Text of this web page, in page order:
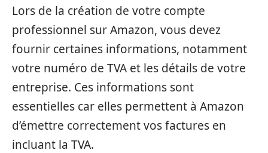
Lors de la création de votre compte
professionnel sur Amazon, vous devez
fournir certaines informations, notamment
votre numéro de TVA et les détails de votre
entreprise. Ces informations sont
essentielles car elles permettent à Amazon
d’émettre correctement vos factures en
incluant la TVA.